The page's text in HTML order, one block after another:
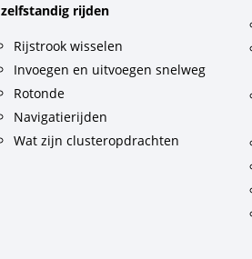
zelfstandig rijden
Rijstrook wisselen
Invoegen en uitvoegen snelweg
Rotonde
Navigatierijden
Wat zijn clusteropdrachten